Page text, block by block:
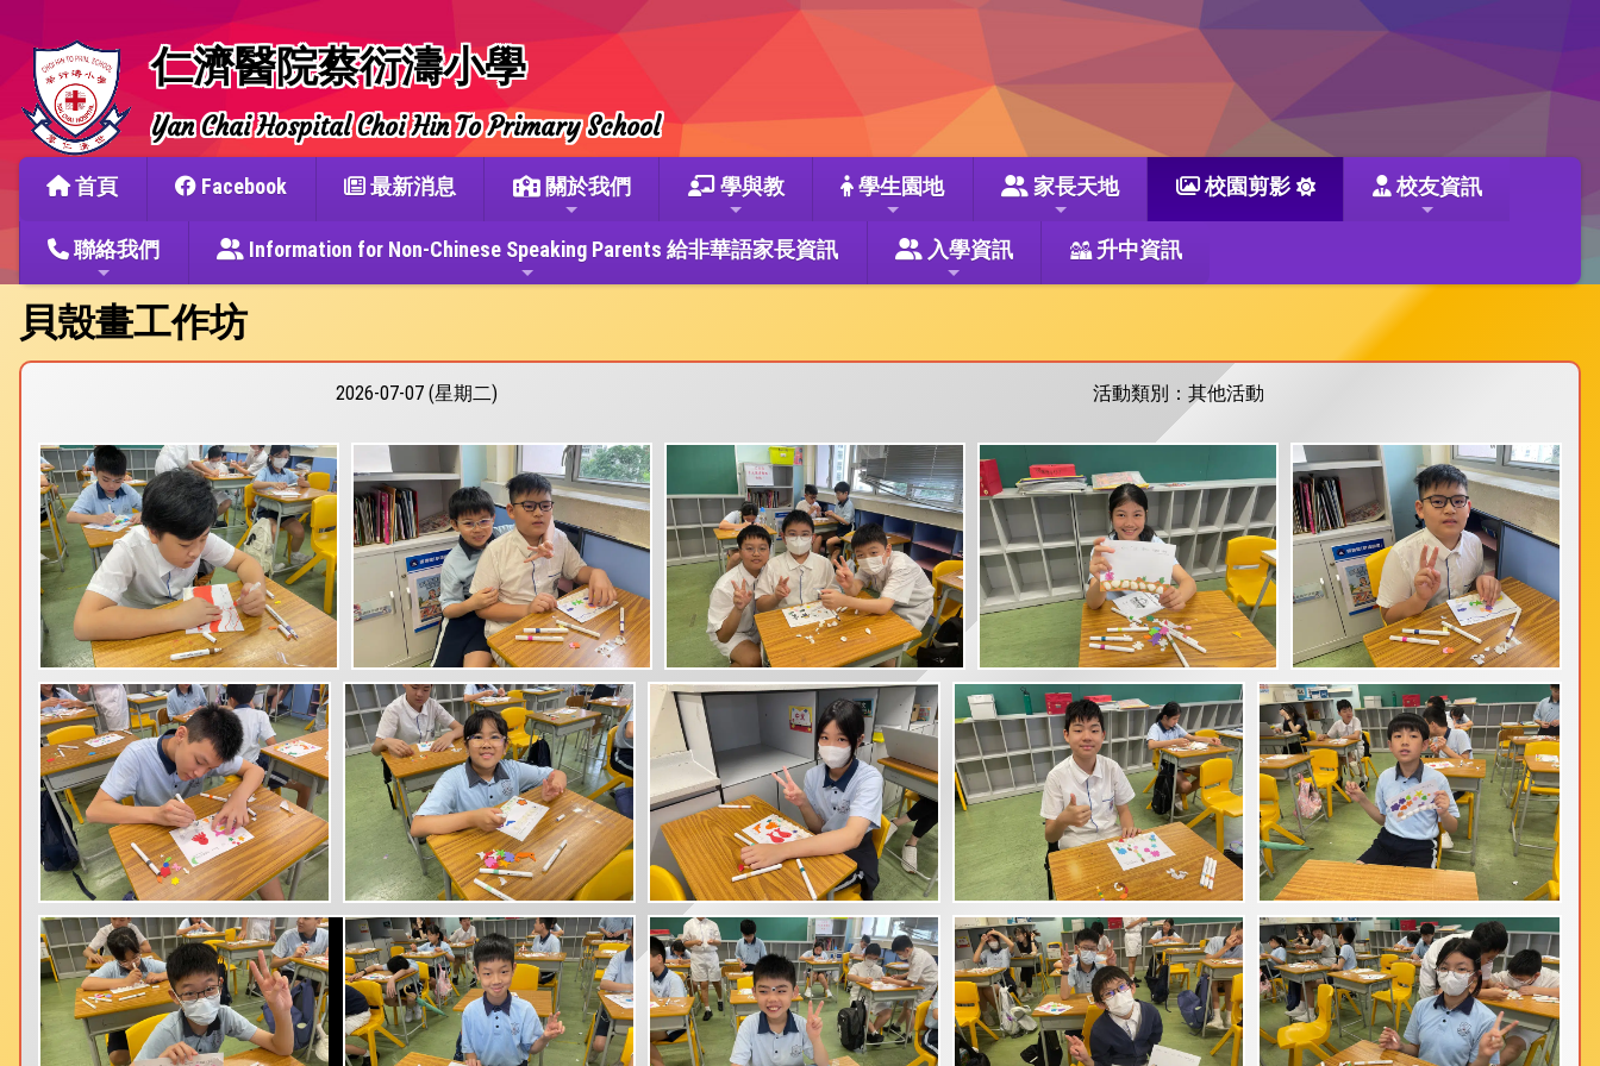
仁濟醫院蔡衍濤小學
Yan Chai Hospital Choi Hin To Primary School
首頁 Facebook 最新消息 關於我們 學與教 學生園地 家長天地 校園剪影 校友資訊
聯絡我們 Information for Non-Chinese Speaking Parents 給非華語家長資訊 入學資訊 升中資訊
貝殼畫工作坊
2026-07-07 (星期二) 活動類別：其他活動